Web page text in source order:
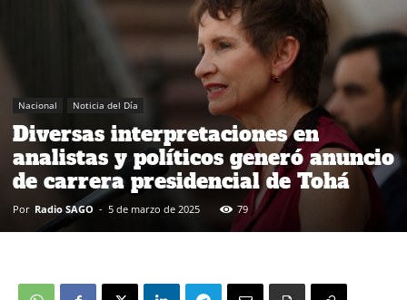
Nacional Noticia del Día
Diversas interpretaciones en
analistas y políticos generó anuncio
de carrera presidencial de Tohá
Por Radio SAGO - 5 de marzo de 2025 79